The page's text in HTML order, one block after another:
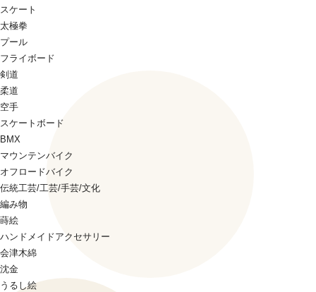
スケート
太極拳
プール
フライボード
剣道
柔道
空手
スケートボード
BMX
マウンテンバイク
オフロードバイク
伝統工芸/工芸/手芸/文化
編み物
蒔絵
ハンドメイドアクセサリー
会津木綿
沈金
うるし絵